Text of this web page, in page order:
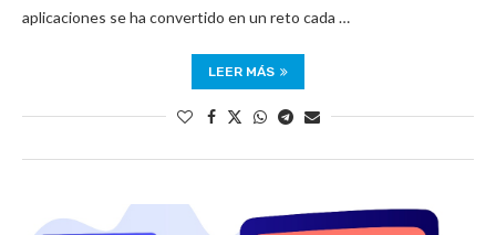
aplicaciones se ha convertido en un reto cada …
LEER MÁS